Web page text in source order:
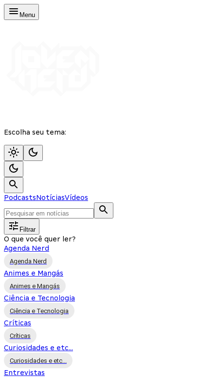
Menu
Escolha seu tema:
PodcastsNotíciasVídeos
Filtrar
O que você quer ler?
Agenda Nerd
Agenda Nerd
Animes e Mangás
Animes e Mangás
Ciência e Tecnologia
Ciência e Tecnologia
Críticas
Críticas
Curiosidades e etc...
Curiosidades e etc...
Entrevistas